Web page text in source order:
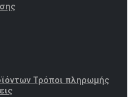
Τρόποι πληρωμής